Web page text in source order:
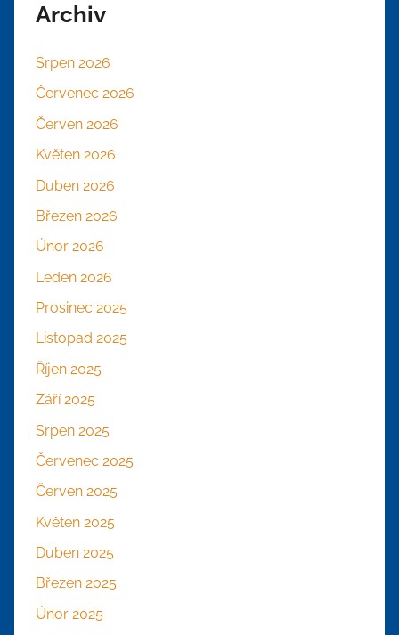
Archiv
Srpen 2026
Červenec 2026
Červen 2026
Květen 2026
Duben 2026
Březen 2026
Únor 2026
Leden 2026
Prosinec 2025
Listopad 2025
Říjen 2025
Září 2025
Srpen 2025
Červenec 2025
Červen 2025
Květen 2025
Duben 2025
Březen 2025
Únor 2025